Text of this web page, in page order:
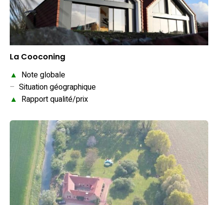
La Cooconing
▲ Note globale
– Situation géographique
▲ Rapport qualité/prix